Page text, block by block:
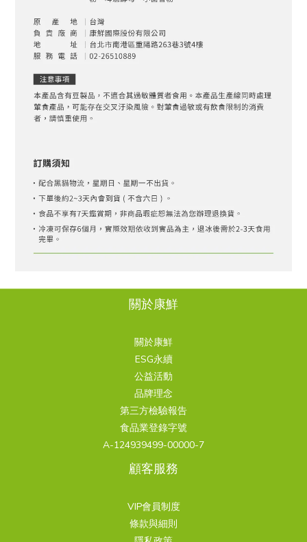
關於康鮮
關於康鮮
ESG永續
公益活動
品牌理念
第三方檢驗報告
食品業登錄字號
A-124939499-00000-7
顧客服務
VIP會員制度
條款與細則